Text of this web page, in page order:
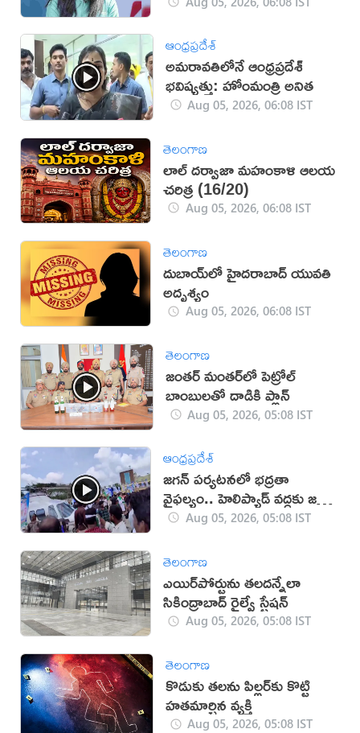
ఆంధ్రప్రదేశ్
అమరావతిలోనే ఆంధ్రప్రదేశ్
భవిష్యత్తు: హోంమంత్రి అనిత
Aug 05, 2026, 06:08 IST
తెలంగాణ
లాల్ దర్వాజా మహంకాళి ఆలయ
చరిత్ర (16/20)
Aug 05, 2026, 06:08 IST
తెలంగాణ
దుబాయ్‌లో హైదరాబాద్ యువతి
అదృశ్యం
Aug 05, 2026, 06:08 IST
తెలంగాణ
జంతర్ మంతర్‌లో పెట్రోల్
బాంబులతో దాడికి ప్లాన్
Aug 05, 2026, 05:08 IST
ఆంధ్రప్రదేశ్
జగన్ పర్యటనలో భద్రతా
వైఫల్యం.. హెలిప్యాడ్ వద్దకు జనం
(వీడియో)
Aug 05, 2026, 05:08 IST
తెలంగాణ
ఎయిర్‌పోర్టును తలదన్నేలా
సికింద్రాబాద్ రైల్వే స్టేషన్
Aug 05, 2026, 05:08 IST
తెలంగాణ
కొడుకు తలను పిల్లర్‌కు కొట్టి
హతమార్చిన వ్యక్తి
Aug 05, 2026, 05:08 IST